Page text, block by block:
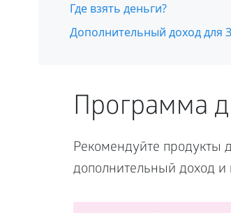
Где взять деньги?
Дополнительный доход для
Программа
Рекомендуйте продукты
дополнительный доход и